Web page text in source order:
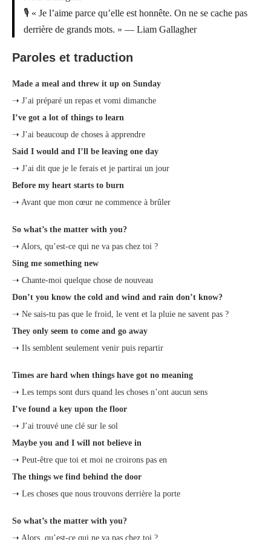
🎙 « Je l’aime parce qu’elle est honnête. On ne se cache pas
derrière de grands mots. » — Liam Gallagher
Paroles et traduction
Made a meal and threw it up on Sunday
➝ J’ai préparé un repas et vomi dimanche
I’ve got a lot of things to learn
➝ J’ai beaucoup de choses à apprendre
Said I would and I’ll be leaving one day
➝ J’ai dit que je le ferais et je partirai un jour
Before my heart starts to burn
➝ Avant que mon cœur ne commence à brûler
So what’s the matter with you?
➝ Alors, qu’est-ce qui ne va pas chez toi ?
Sing me something new
➝ Chante-moi quelque chose de nouveau
Don’t you know the cold and wind and rain don’t know?
➝ Ne sais-tu pas que le froid, le vent et la pluie ne savent pas ?
They only seem to come and go away
➝ Ils semblent seulement venir puis repartir
Times are hard when things have got no meaning
➝ Les temps sont durs quand les choses n’ont aucun sens
I’ve found a key upon the floor
➝ J’ai trouvé une clé sur le sol
Maybe you and I will not believe in
➝ Peut-être que toi et moi ne croirons pas en
The things we find behind the door
➝ Les choses que nous trouvons derrière la porte
So what’s the matter with you?
➝ Alors, qu’est-ce qui ne va pas chez toi ?